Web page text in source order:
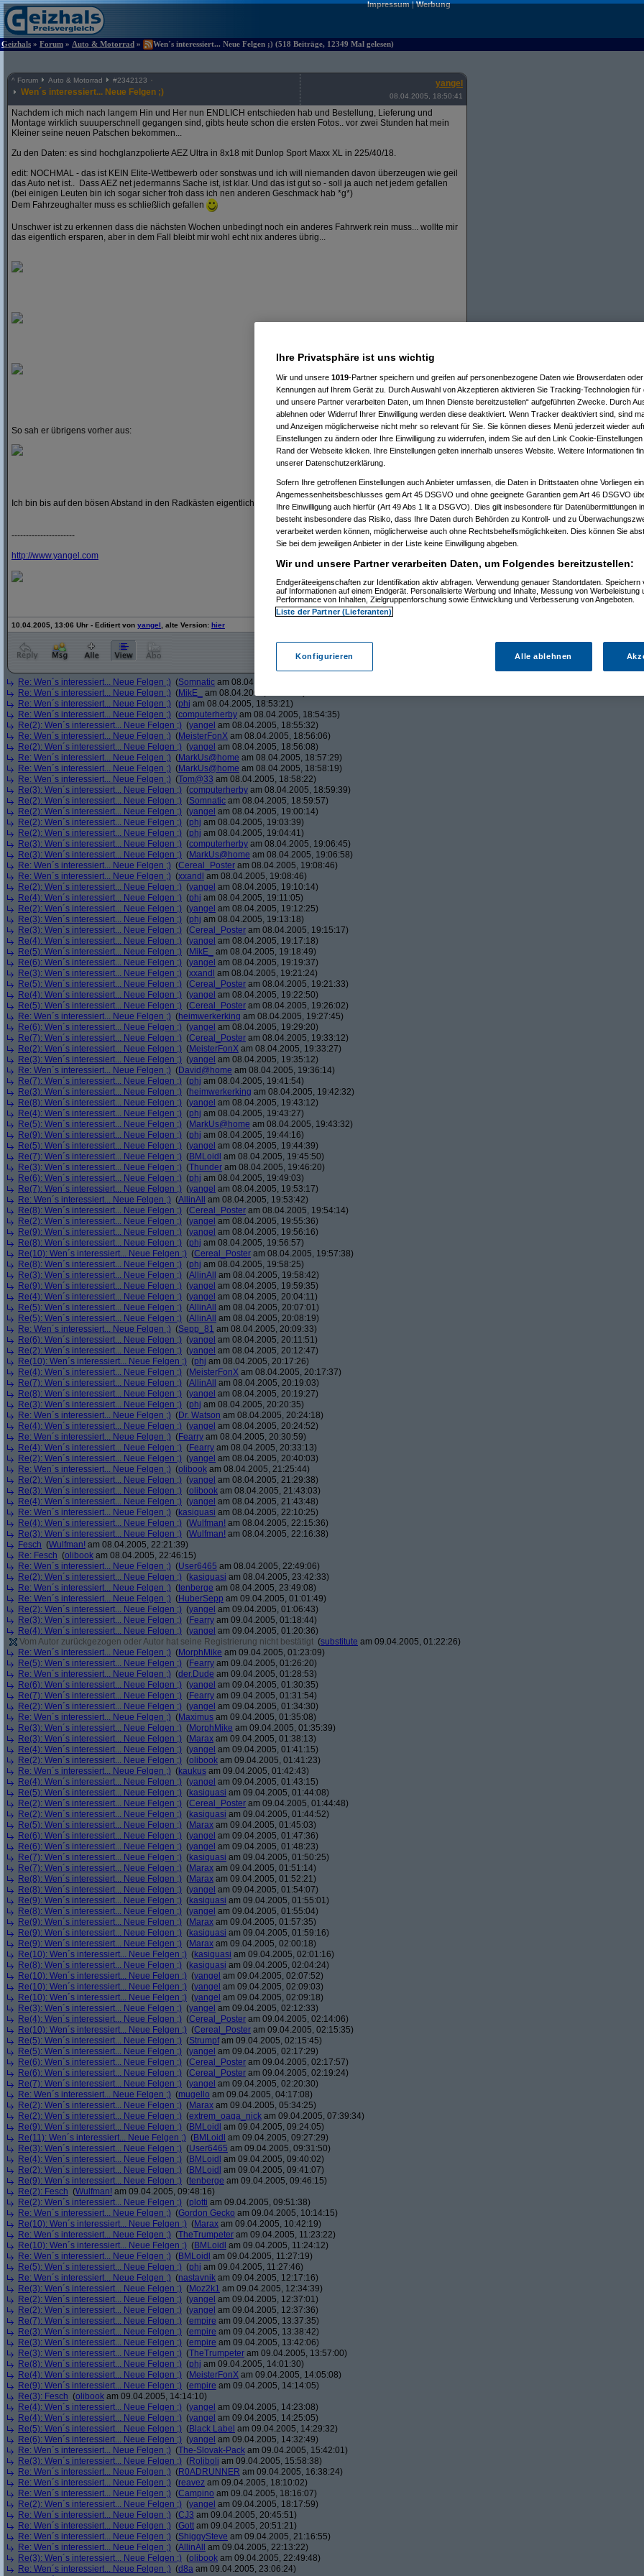
Impressum|Werbung
Geizhals » Forum » Auto & Motorrad » Wen´s interessiert... Neue Felgen ;) (518 Beiträge, 12349 Mal gelesen)
^ Forum Auto & Motorrad #2342123
Wen´s interessiert... Neue Felgen ;)
yangel
08.04.2005, 18:50:41
Nachdem ich mich nach langem Hin und Her nun ENDLICH entschieden hab und Bestellung, Lieferung und
Montage wirklich suuuperschnell gegangen sind, gibts heute schon die ersten Fotos.. vor zwei Stunden hat mein
Kleiner seine neuen Patschen bekommen...
Zu den Daten: es sind hochglanzpolierte AEZ Ultra in 8x18 mit Dunlop Sport Maxx XL in 225/40/18.
edit: NOCHMAL - das ist KEIN Elite-Wettbewerb oder sonstwas und ich will niemanden davon überzeugen wie geil
das Auto net ist.. Dass AEZ net jedermanns Sache ist, ist klar. Und das ist gut so - soll ja auch net jedem gefallen
(bei einigen Leuten bin ich sogar sicher froh dass ich nen anderen Geschmack hab *g*)
Dem Fahrzeughalter muss es schließlich gefallen
Unschwer ist zu erkennen dass die nächsten Wochen unbedingt noch ein anderes Fahrwerk rein muss... wollte mir
das eigentlich ersparen, aber in dem Fall bleibt mir wohl echt nix anderes übrig...
So sah er übrigens vorher aus:
Ich bin bis auf den bösen Abstand in den Radkästen eigentlich ganz zufrieden
----------------------
http://www.yangel.com
10.04.2005, 13:06 Uhr - Editiert von yangel , alte Version: hier
Re: Wen´s interessiert... Neue Felgen ;) (Somnatic am 08.04.2005, 18:52:38)
Re: Wen´s interessiert... Neue Felgen ;) (MikE_
am 08.04.2005, 18:53:05)
Re: Wen´s interessiert... Neue Felgen ;) (phj am 08.04.2005, 18:53:21)
Re: Wen´s interessiert... Neue Felgen ;) (computerherby am 08.04.2005, 18:54:35)
Re(2): Wen´s interessiert... Neue Felgen ;) (yangel am 08.04.2005, 18:55:32)
Re: Wen´s interessiert... Neue Felgen ;) (MeisterFonX am 08.04.2005, 18:56:06)
Re(2): Wen´s interessiert... Neue Felgen ;) (yangel am 08.04.2005, 18:56:08)
Re: Wen´s interessiert... Neue Felgen ;) (MarkUs@home am 08.04.2005, 18:57:29)
Re: Wen´s interessiert... Neue Felgen ;) (MarkUs@home am 08.04.2005, 18:58:19)
Re: Wen´s interessiert... Neue Felgen ;) (Tom@33 am 08.04.2005, 18:58:22)
Re(3): Wen´s interessiert... Neue Felgen ;) (computerherby am 08.04.2005, 18:59:39)
Re(2): Wen´s interessiert... Neue Felgen ;) (Somnatic am 08.04.2005, 18:59:57)
Re(2): Wen´s interessiert... Neue Felgen ;) (yangel am 08.04.2005, 19:00:14)
Re(2): Wen´s interessiert... Neue Felgen ;) (phj am 08.04.2005, 19:03:39)
Re(2): Wen´s interessiert... Neue Felgen ;) (phj am 08.04.2005, 19:04:41)
Re(3): Wen´s interessiert... Neue Felgen ;) (computerherby am 08.04.2005, 19:06:45)
Re(3): Wen´s interessiert... Neue Felgen ;) (MarkUs@home am 08.04.2005, 19:06:58)
Re: Wen´s interessiert... Neue Felgen ;) (Cereal_Poster am 08.04.2005, 19:08:46)
Re: Wen´s interessiert... Neue Felgen ;) (xxandl am 08.04.2005, 19:08:46)
Re(2): Wen´s interessiert... Neue Felgen ;) (yangel am 08.04.2005, 19:10:14)
Re(4): Wen´s interessiert... Neue Felgen ;) (phj am 08.04.2005, 19:11:05)
Re(2): Wen´s interessiert... Neue Felgen ;) (yangel am 08.04.2005, 19:12:25)
Re(3): Wen´s interessiert... Neue Felgen ;) (phj am 08.04.2005, 19:13:18)
Re(3): Wen´s interessiert... Neue Felgen ;) (Cereal_Poster am 08.04.2005, 19:15:17)
Re(4): Wen´s interessiert... Neue Felgen ;) (yangel am 08.04.2005, 19:17:18)
Re(5): Wen´s interessiert... Neue Felgen ;) (MikE_
am 08.04.2005, 19:18:49)
Re(6): Wen´s interessiert... Neue Felgen ;) (yangel am 08.04.2005, 19:19:37)
Re(3): Wen´s interessiert... Neue Felgen ;) (xxandl am 08.04.2005, 19:21:24)
Re(5): Wen´s interessiert... Neue Felgen ;) (Cereal_Poster am 08.04.2005, 19:21:33)
Re(4): Wen´s interessiert... Neue Felgen ;) (yangel am 08.04.2005, 19:22:50)
Re(5): Wen´s interessiert... Neue Felgen ;) (Cereal_Poster am 08.04.2005, 19:26:02)
Re: Wen´s interessiert... Neue Felgen ;) (heimwerkerking am 08.04.2005, 19:27:45)
Re(6): Wen´s interessiert... Neue Felgen ;) (yangel am 08.04.2005, 19:29:20)
Re(7): Wen´s interessiert... Neue Felgen ;) (Cereal_Poster am 08.04.2005, 19:33:12)
Re(2): Wen´s interessiert... Neue Felgen ;) (MeisterFonX am 08.04.2005, 19:33:27)
Re(3): Wen´s interessiert... Neue Felgen ;) (yangel am 08.04.2005, 19:35:12)
Re: Wen´s interessiert... Neue Felgen ;) (David@home am 08.04.2005, 19:36:14)
Re(7): Wen´s interessiert... Neue Felgen ;) (phj am 08.04.2005, 19:41:54)
Re(3): Wen´s interessiert... Neue Felgen ;) (heimwerkerking am 08.04.2005, 19:42:32)
Re(8): Wen´s interessiert... Neue Felgen ;) (yangel am 08.04.2005, 19:43:12)
Re(4): Wen´s interessiert... Neue Felgen ;) (phj am 08.04.2005, 19:43:27)
Re(5): Wen´s interessiert... Neue Felgen ;) (MarkUs@home am 08.04.2005, 19:43:32)
Re(9): Wen´s interessiert... Neue Felgen ;) (phj am 08.04.2005, 19:44:16)
Re(5): Wen´s interessiert... Neue Felgen ;) (yangel am 08.04.2005, 19:44:39)
Re(7): Wen´s interessiert... Neue Felgen ;) (BMLoidl am 08.04.2005, 19:45:50)
Re(3): Wen´s interessiert... Neue Felgen ;) (Thunder am 08.04.2005, 19:46:20)
Re(6): Wen´s interessiert... Neue Felgen ;) (phj am 08.04.2005, 19:49:03)
Re(7): Wen´s interessiert... Neue Felgen ;) (yangel am 08.04.2005, 19:53:17)
Re: Wen´s interessiert... Neue Felgen ;) (AllinAll
am 08.04.2005, 19:53:42)
Re(8): Wen´s interessiert... Neue Felgen ;) (Cereal_Poster am 08.04.2005, 19:54:14)
Re(2): Wen´s interessiert... Neue Felgen ;) (yangel am 08.04.2005, 19:55:36)
Re(9): Wen´s interessiert... Neue Felgen ;) (yangel am 08.04.2005, 19:56:16)
Re(8): Wen´s interessiert... Neue Felgen ;) (phj am 08.04.2005, 19:56:57)
Re(10): Wen´s interessiert... Neue Felgen ;) (Cereal_Poster am 08.04.2005, 19:57:38)
Re(8): Wen´s interessiert... Neue Felgen ;) (phj am 08.04.2005, 19:58:25)
Re(3): Wen´s interessiert... Neue Felgen ;) (AllinAll
am 08.04.2005, 19:58:42)
Re(9): Wen´s interessiert... Neue Felgen ;) (yangel am 08.04.2005, 19:59:35)
Re(4): Wen´s interessiert... Neue Felgen ;) (yangel am 08.04.2005, 20:04:11)
Re(5): Wen´s interessiert... Neue Felgen ;) (AllinAll
am 08.04.2005, 20:07:01)
Re(5): Wen´s interessiert... Neue Felgen ;) (AllinAll
am 08.04.2005, 20:08:19)
Re: Wen´s interessiert... Neue Felgen ;) (Sepp_81 am 08.04.2005, 20:09:33)
Re(6): Wen´s interessiert... Neue Felgen ;) (yangel am 08.04.2005, 20:11:51)
Re(2): Wen´s interessiert... Neue Felgen ;) (yangel am 08.04.2005, 20:12:47)
Re(10): Wen´s interessiert... Neue Felgen ;) (phj am 08.04.2005, 20:17:26)
Re(4): Wen´s interessiert... Neue Felgen ;) (MeisterFonX am 08.04.2005, 20:17:37)
Re(7): Wen´s interessiert... Neue Felgen ;) (AllinAll
am 08.04.2005, 20:19:03)
Re(8): Wen´s interessiert... Neue Felgen ;) (yangel am 08.04.2005, 20:19:27)
Re(3): Wen´s interessiert... Neue Felgen ;) (phj am 08.04.2005, 20:20:35)
Re: Wen´s interessiert... Neue Felgen ;) (Dr. Watson am 08.04.2005, 20:24:18)
Re(4): Wen´s interessiert... Neue Felgen ;) (yangel am 08.04.2005, 20:24:52)
Re: Wen´s interessiert... Neue Felgen ;) (Fearry am 08.04.2005, 20:30:59)
Re(4): Wen´s interessiert... Neue Felgen ;) (Fearry am 08.04.2005, 20:33:13)
Re(2): Wen´s interessiert... Neue Felgen ;) (yangel am 08.04.2005, 20:40:03)
Re: Wen´s interessiert... Neue Felgen ;) (olibook am 08.04.2005, 21:25:44)
Re(2): Wen´s interessiert... Neue Felgen ;) (yangel am 08.04.2005, 21:29:38)
Re(3): Wen´s interessiert... Neue Felgen ;) (olibook am 08.04.2005, 21:43:03)
Re(4): Wen´s interessiert... Neue Felgen ;) (yangel am 08.04.2005, 21:43:48)
Re: Wen´s interessiert... Neue Felgen ;) (kasiquasi am 08.04.2005, 22:10:25)
Re(4): Wen´s interessiert... Neue Felgen ;) (Wulfman! am 08.04.2005, 22:15:36)
Re(3): Wen´s interessiert... Neue Felgen ;) (Wulfman! am 08.04.2005, 22:16:38)
Fesch (Wulfman! am 08.04.2005, 22:21:39)
Re: Fesch (olibook am 08.04.2005, 22:46:15)
Re: Wen´s interessiert... Neue Felgen ;) (User6465 am 08.04.2005, 22:49:06)
Re(2): Wen´s interessiert... Neue Felgen ;) (kasiquasi am 08.04.2005, 23:42:33)
Re: Wen´s interessiert... Neue Felgen ;) (tenberge am 08.04.2005, 23:49:08)
Re: Wen´s interessiert... Neue Felgen ;) (HuberSepp am 09.04.2005, 01:01:49)
Re(2): Wen´s interessiert... Neue Felgen ;) (yangel am 09.04.2005, 01:06:43)
Re(3): Wen´s interessiert... Neue Felgen ;) (Fearry am 09.04.2005, 01:18:44)
Re(4): Wen´s interessiert... Neue Felgen ;) (yangel am 09.04.2005, 01:20:36)
Vom Autor zurückgezogen oder Autor hat seine Registrierung nicht bestätigt (substitute am 09.04.2005, 01:22:26)
Re: Wen´s interessiert... Neue Felgen ;) (MorphMike am 09.04.2005, 01:23:09)
Re(5): Wen´s interessiert... Neue Felgen ;) (Fearry am 09.04.2005, 01:26:20)
Re: Wen´s interessiert... Neue Felgen ;) (der.Dude am 09.04.2005, 01:28:53)
Re(6): Wen´s interessiert... Neue Felgen ;) (yangel am 09.04.2005, 01:30:35)
Re(7): Wen´s interessiert... Neue Felgen ;) (Fearry am 09.04.2005, 01:31:54)
Re(2): Wen´s interessiert... Neue Felgen ;) (yangel am 09.04.2005, 01:34:30)
Re: Wen´s interessiert... Neue Felgen ;) (Maximus am 09.04.2005, 01:35:08)
Re(3): Wen´s interessiert... Neue Felgen ;) (MorphMike am 09.04.2005, 01:35:39)
Re(3): Wen´s interessiert... Neue Felgen ;) (Marax am 09.04.2005, 01:38:13)
Re(4): Wen´s interessiert... Neue Felgen ;) (yangel am 09.04.2005, 01:41:15)
Re(2): Wen´s interessiert... Neue Felgen ;) (olibook am 09.04.2005, 01:41:23)
Re: Wen´s interessiert... Neue Felgen ;) (kaukus am 09.04.2005, 01:42:43)
Re(4): Wen´s interessiert... Neue Felgen ;) (yangel am 09.04.2005, 01:43:15)
Re(5): Wen´s interessiert... Neue Felgen ;) (kasiquasi am 09.04.2005, 01:44:08)
Re(2): Wen´s interessiert... Neue Felgen ;) (Cereal_Poster am 09.04.2005, 01:44:48)
Re(2): Wen´s interessiert... Neue Felgen ;) (kasiquasi am 09.04.2005, 01:44:52)
Re(5): Wen´s interessiert... Neue Felgen ;) (Marax am 09.04.2005, 01:45:03)
Re(6): Wen´s interessiert... Neue Felgen ;) (yangel am 09.04.2005, 01:47:36)
Re(6): Wen´s interessiert... Neue Felgen ;) (yangel am 09.04.2005, 01:48:23)
Re(7): Wen´s interessiert... Neue Felgen ;) (kasiquasi am 09.04.2005, 01:50:25)
Re(7): Wen´s interessiert... Neue Felgen ;) (Marax am 09.04.2005, 01:51:14)
Re(8): Wen´s interessiert... Neue Felgen ;) (Marax am 09.04.2005, 01:52:21)
Re(8): Wen´s interessiert... Neue Felgen ;) (yangel am 09.04.2005, 01:54:07)
Re(9): Wen´s interessiert... Neue Felgen ;) (kasiquasi am 09.04.2005, 01:55:01)
Re(8): Wen´s interessiert... Neue Felgen ;) (yangel am 09.04.2005, 01:55:04)
Re(9): Wen´s interessiert... Neue Felgen ;) (Marax am 09.04.2005, 01:57:35)
Re(9): Wen´s interessiert... Neue Felgen ;) (kasiquasi am 09.04.2005, 01:59:16)
Re(9): Wen´s interessiert... Neue Felgen ;) (Marax am 09.04.2005, 02:00:18)
Re(10): Wen´s interessiert... Neue Felgen ;) (kasiquasi am 09.04.2005, 02:01:16)
Re(8): Wen´s interessiert... Neue Felgen ;) (kasiquasi am 09.04.2005, 02:04:24)
Re(10): Wen´s interessiert... Neue Felgen ;) (yangel am 09.04.2005, 02:07:52)
Re(10): Wen´s interessiert... Neue Felgen ;) (yangel am 09.04.2005, 02:09:03)
Re(10): Wen´s interessiert... Neue Felgen ;) (yangel am 09.04.2005, 02:09:18)
Re(3): Wen´s interessiert... Neue Felgen ;) (yangel am 09.04.2005, 02:12:33)
Re(4): Wen´s interessiert... Neue Felgen ;) (Cereal_Poster am 09.04.2005, 02:14:06)
Re(10): Wen´s interessiert... Neue Felgen ;) (Cereal_Poster am 09.04.2005, 02:15:35)
Re(5): Wen´s interessiert... Neue Felgen ;) (Strumpfam 09.04.2005, 02:15:45)
Re(5): Wen´s interessiert... Neue Felgen ;) (yangel am 09.04.2005, 02:17:29)
Re(6): Wen´s interessiert... Neue Felgen ;) (Cereal_Poster am 09.04.2005, 02:17:57)
Re(6): Wen´s interessiert... Neue Felgen ;) (Cereal_Poster am 09.04.2005, 02:19:24)
Re(7): Wen´s interessiert... Neue Felgen ;) (yangel am 09.04.2005, 02:20:30)
Re: Wen´s interessiert... Neue Felgen ;) (mugello am 09.04.2005, 04:17:08)
Re(2): Wen´s interessiert... Neue Felgen ;) (Marax am 09.04.2005, 05:34:25)
Re(2): Wen´s interessiert... Neue Felgen ;) (extrem_oaga_nick am 09.04.2005, 07:39:34)
Re(9): Wen´s interessiert... Neue Felgen ;) (BMLoidl am 09.04.2005, 09:24:05)
Re(11): Wen´s interessiert... Neue Felgen ;) (BMLoidl am 09.04.2005, 09:27:29)
Re(3): Wen´s interessiert... Neue Felgen ;) (User6465 am 09.04.2005, 09:31:50)
Re(4): Wen´s interessiert... Neue Felgen ;) (BMLoidl am 09.04.2005, 09:40:02)
Re(2): Wen´s interessiert... Neue Felgen ;) (BMLoidl am 09.04.2005, 09:41:07)
Re(9): Wen´s interessiert... Neue Felgen ;) (tenberge am 09.04.2005, 09:46:15)
Re(2): Fesch (Wulfman! am 09.04.2005, 09:48:16)
Re(2): Wen´s interessiert... Neue Felgen ;) (plotti am 09.04.2005, 09:51:38)
Re: Wen´s interessiert... Neue Felgen ;) (Gordon Gecko am 09.04.2005, 10:14:15)
Re(10): Wen´s interessiert... Neue Felgen ;) (Marax am 09.04.2005, 10:42:19)
Re: Wen´s interessiert... Neue Felgen ;) (TheTrumpeter am 09.04.2005, 11:23:22)
Re(10): Wen´s interessiert... Neue Felgen ;) (BMLoidl am 09.04.2005, 11:24:12)
Re: Wen´s interessiert... Neue Felgen ;) (BMLoidl am 09.04.2005, 11:27:19)
Re(5): Wen´s interessiert... Neue Felgen ;) (phj am 09.04.2005, 11:27:46)
Re: Wen´s interessiert... Neue Felgen ;) (nastavnik am 09.04.2005, 12:17:16)
Re(3): Wen´s interessiert... Neue Felgen ;) (Moz2k1 am 09.04.2005, 12:34:39)
Re(2): Wen´s interessiert... Neue Felgen ;) (yangel am 09.04.2005, 12:37:01)
Re(2): Wen´s interessiert... Neue Felgen ;) (yangel am 09.04.2005, 12:37:36)
Re(7): Wen´s interessiert... Neue Felgen ;) (empire am 09.04.2005, 13:37:35)
Re(3): Wen´s interessiert... Neue Felgen ;) (empire am 09.04.2005, 13:38:42)
Re(3): Wen´s interessiert... Neue Felgen ;) (empire am 09.04.2005, 13:42:06)
Re(3): Wen´s interessiert... Neue Felgen ;) (TheTrumpeter am 09.04.2005, 13:57:00)
Re(8): Wen´s interessiert... Neue Felgen ;) (phj am 09.04.2005, 14:01:30)
Re(4): Wen´s interessiert... Neue Felgen ;) (MeisterFonX am 09.04.2005, 14:05:08)
Re(9): Wen´s interessiert... Neue Felgen ;) (empire am 09.04.2005, 14:14:05)
Re(3): Fesch (olibook am 09.04.2005, 14:14:10)
Re(4): Wen´s interessiert... Neue Felgen ;) (yangel am 09.04.2005, 14:23:08)
Re(4): Wen´s interessiert... Neue Felgen ;) (yangel am 09.04.2005, 14:25:05)
Re(5): Wen´s interessiert... Neue Felgen ;) (Black Label am 09.04.2005, 14:29:32)
Re(6): Wen´s interessiert... Neue Felgen ;) (yangel am 09.04.2005, 14:32:49)
Re: Wen´s interessiert... Neue Felgen ;) (The-Slovak-Pack am 09.04.2005, 15:42:01)
Re(3): Wen´s interessiert... Neue Felgen ;) (Roliboli am 09.04.2005, 15:58:38)
Re: Wen´s interessiert... Neue Felgen ;) (R0ADRUNNER am 09.04.2005, 16:38:24)
Re: Wen´s interessiert... Neue Felgen ;) (reavez am 09.04.2005, 18:10:02)
Re: Wen´s interessiert... Neue Felgen ;) (Campino am 09.04.2005, 18:16:07)
Re(2): Wen´s interessiert... Neue Felgen ;) (yangel am 09.04.2005, 18:17:59)
Re: Wen´s interessiert... Neue Felgen ;) (CJ3 am 09.04.2005, 20:45:51)
Re: Wen´s interessiert... Neue Felgen ;) (Gott am 09.04.2005, 20:51:21)
Re: Wen´s interessiert... Neue Felgen ;) (ShiggySteve am 09.04.2005, 21:16:55)
Re: Wen´s interessiert... Neue Felgen ;) (AllinAll
am 09.04.2005, 22:13:22)
Re(3): Wen´s interessiert... Neue Felgen ;) (olibook am 09.04.2005, 22:49:48)
Re: Wen´s interessiert... Neue Felgen ;) (d8a am 09.04.2005, 23:06:24)
Ihre Privatsphäre ist uns wichtig
Wir und unsere 1019-Partner speichern und greifen auf personenbezogene Daten wie Browserdaten
Kennungen auf Ihrem Gerät zu. Durch Auswahl von Akzeptieren aktivieren Sie Tracking-Technologien für
und unsere Partner verarbeiten Daten, um Ihnen Dienste bereitzustellen“ aufgeführten Zwecke. Durch
ablehnen oder Widerruf Ihrer Einwilligung werden diese deaktiviert. Wenn Tracker deaktiviert sind, sind
und Anzeigen möglicherweise nicht mehr so relevant für Sie. Sie können dieses Menü jederzeit wieder
Einstellungen zu ändern oder Ihre Einwilligung zu widerrufen, indem Sie auf den Link Cookie-
Rand der Webseite klicken. Ihre Einstellungen gelten innerhalb unseres Website. Weitere Informationen
unserer Datenschutzerklärung.
Sofern Ihre getroffenen Einstellungen auch Anbieter umfassen, die Daten in Drittstaaten ohne Vorliegen
Angemessenheitsbeschlusses gem Art 45 DSGVO und ohne geeignete Garantien gem Art 46 DSGVO
Ihre Einwilligung auch hierfür (Art 49 Abs 1 lit a DSGVO). Dies gilt insbesondere für Datenübermittlungen
besteht insbesondere das Risiko, dass Ihre Daten durch Behörden zu Kontroll- und zu
verarbeitet werden können, möglicherweise auch ohne Rechtsbehelfsmöglichkeiten. Dies können Sie
Sie bei dem jeweiligen Anbieter in der Liste keine Einwilligung abgeben.
Wir und unsere Partner verarbeiten Daten, um Folgendes bereitzustellen:
Endgeräteeigenschaften zur Identifikation aktiv abfragen. Verwendung genauer Standortdaten. Speichern
auf Informationen auf einem Endgerät. Personalisierte Werbung und Inhalte, Messung von Werbeleistung
Performance von Inhalten, Zielgruppenforschung sowie Entwicklung und Verbesserung von Angeboten.
Liste der Partner (Lieferanten)
Konfigurieren Alle ablehnen